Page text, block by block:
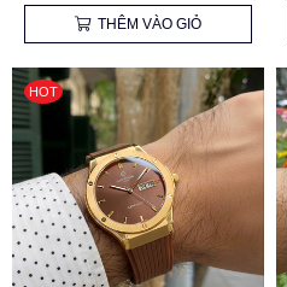
THÊM VÀO GIỎ
HOT